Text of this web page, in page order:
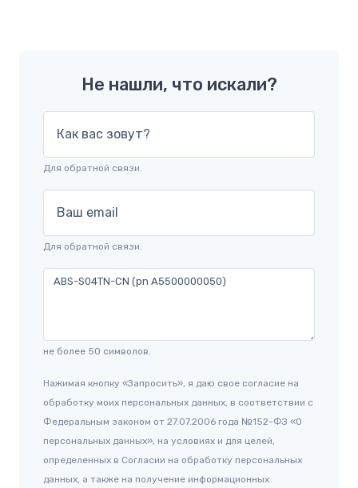
Не нашли, что искали?
Как вас зовут?
Для обратной связи.
Ваш email
Для обратной связи.
не более 50 символов.
Нажимая кнопку «Запросить», я даю свое согласие на
обработку моих персональных данных, в соответствии с
Федеральным законом от 27.07.2006 года №152-ФЗ «О
персональных данных», на условиях и для целей,
определенных в Согласии на обработку персональных
данных, а также на получение информационных